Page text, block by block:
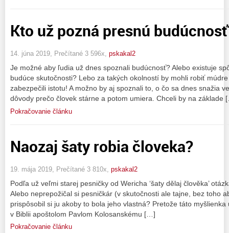
Kto už pozná presnú
14. júna 2019, Prečítané 3 596x, pskakal2
Je možné aby ľudia už dnes spoznali budúcnosť? Alebo existuje
budúce skutočnosti? Lebo za takých okolností by mohli robiť
zabezpečili istotu! A možno by aj spoznali to, o čo sa dnes snažia
dôvody prečo človek stárne a potom umiera. Chceli by na základe
Pokračovanie článku
Naozaj šaty robia človeka?
19. mája 2019, Prečítané 3 810x, pskakal2
Podľa už veľmi starej pesničky od Wericha ‘šaty dělaj člověka’
Alebo neprepožičal si pesničkár (v skutočnosti ale tajne, bez toho
prispôsobil si ju akoby to bola jeho vlastná? Pretože táto
v Biblii apoštolom Pavlom Kolosanskému […]
Pokračovanie článku